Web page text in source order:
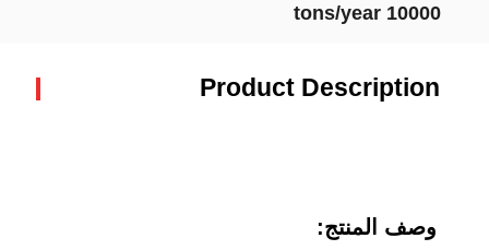
10000 tons/year
Product Description
وصف المنتج: